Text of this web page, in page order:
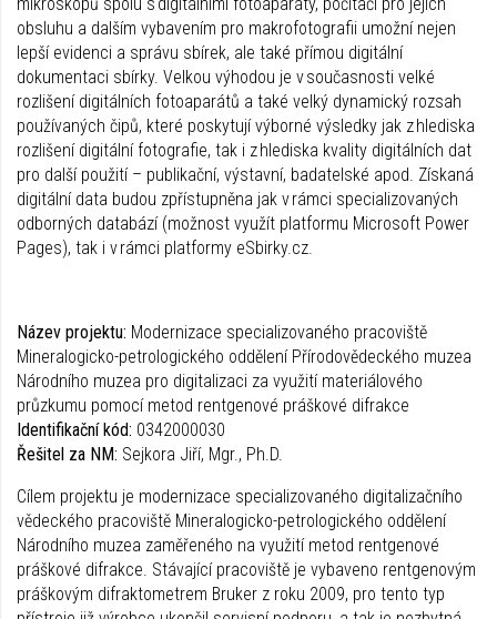
obsluhu a dalším vybavením pro makrofotografii umožní nejen
lepší evidenci a správu sbírek, ale také přímou digitální
dokumentaci sbírky. Velkou výhodou je v současnosti velké
rozlišení digitálních fotoaparátů a také velký dynamický rozsah
používaných čipů, které poskytují výborné výsledky jak z hlediska
rozlišení digitální fotografie, tak i z hlediska kvality digitálních dat
pro další použití – publikační, výstavní, badatelské apod. Získaná
digitální data budou zpřístupněna jak v rámci specializovaných
odborných databází (možnost využít platformu Microsoft Power
Pages), tak i v rámci platformy eSbirky.cz.
Název projektu: Modernizace specializovaného pracoviště
Mineralogicko-petrologického oddělení Přírodovědeckého muzea
Národního muzea pro digitalizaci za využití materiálového
průzkumu pomocí metod rentgenové práškové difrakce
Identifikační kód: 0342000030
Řešitel za NM: Sejkora Jiří, Mgr., Ph.D.
Cílem projektu je modernizace specializovaného digitalizačního
vědeckého pracoviště Mineralogicko-petrologického oddělení
Národního muzea zaměřeného na využití metod rentgenové
práškové difrakce. Stávající pracoviště je vybaveno rentgenovým
práškovým difraktometrem Bruker z roku 2009, pro tento typ